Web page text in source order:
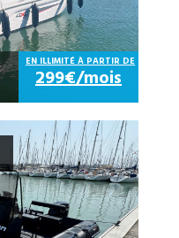
EN ILLIMITÉ À PARTIR DE
299€/mois